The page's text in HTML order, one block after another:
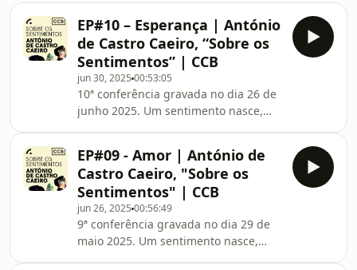
EP#10 – Esperança | António
de Castro Caeiro, “Sobre os
Sentimentos” | CCB
jun 30, 2025 00:53:05
10ª conferência gravada no dia 26 de
junho 2025. Um sentimento nasce,
através de uma pessoa ou de uma
circunstância, alegrando-nos ou
entristecendo-nos. Mas não só
provoca impressões: também nos faz
compreender quem somos. Nenhum
sentimento é cego: faz ver e admite
várias interpretações, tanto de
EP#09 - Amor | António de
Castro Caeiro, "Sobre os
Sentimentos" | CCB
jun 26, 2025 00:56:49
9ª conferência gravada no dia 29 de
maio 2025. Um sentimento nasce,